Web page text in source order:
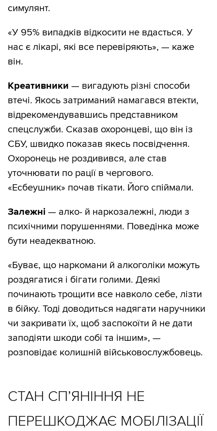
симулянт.
«У 95% випадків відкосити не вдасться. У
нас є лікарі, які все перевіряють», — каже
він.
Креативники — вигадують різні способи
втечі. Якось затриманий намагався втекти,
відрекомендувавшись представником
спецслужби. Сказав охоронцеві, що він із
СБУ, швидко показав якесь посвідчення.
Охоронець не роздивився, але став
уточнювати по рації в чергового.
«Есбеушник» почав тікати. Його спіймали.
Залежні — алко- й наркозалежні, люди з
психічними порушеннями. Поведінка може
бути неадекватною.
«Буває, що наркомани й алкоголіки можуть
роздягатися і бігати голими. Деякі
починають трощити все навколо себе, лізти
в бійку. Тоді доводиться надягати наручники
чи закривати їх, щоб заспокоїти й не дати
заподіяти шкоди собі та іншим», —
розповідає колишній військовослужбовець.
СТАН СП’ЯНІННЯ НЕ
ПЕРЕШКОДЖАЄ МОБІЛІЗАЦІЇ